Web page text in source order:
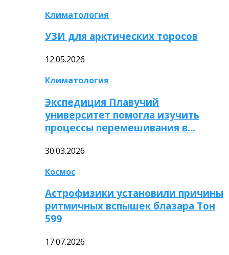
Климатология
УЗИ для арктических торосов
12.05.2026
Климатология
Экспедиция Плавучий
университет помогла изучить
процессы перемешивания в…
30.03.2026
Космос
Астрофизики установили причины
ритмичных вспышек блазара Тон
599
17.07.2026